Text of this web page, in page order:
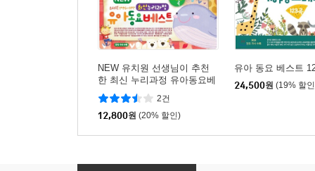
NEW 유치원 선생님이 추천
한 최신 누리과정 유아동요베
스트 133곡
2건
12,800원 (20% 할인)
유아 동요 베스트
24,500원 (19% 할